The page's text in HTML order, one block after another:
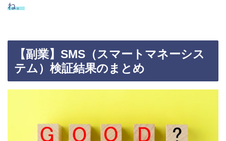
ね。
【副業】SMS（スマートマネーシス
テム）検証結果のまとめ